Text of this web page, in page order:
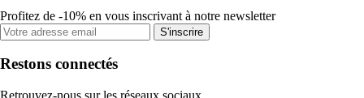
Profitez de -10% en vous inscrivant à notre newsletter
S'inscrire
Restons connectés